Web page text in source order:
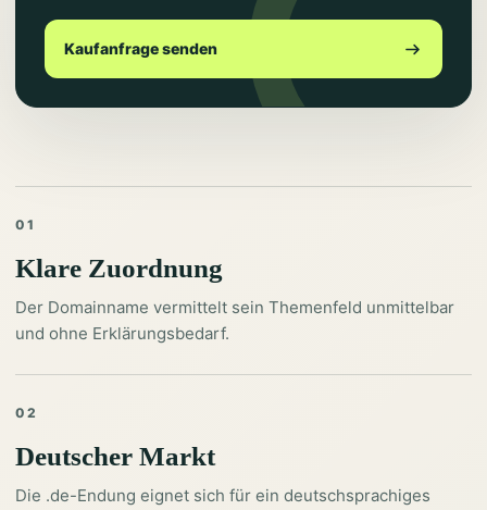
Kaufanfrage senden
01
Klare Zuordnung
Der Domainname vermittelt sein Themenfeld unmittelbar
und ohne Erklärungsbedarf.
02
Deutscher Markt
Die .de-Endung eignet sich für ein deutschsprachiges